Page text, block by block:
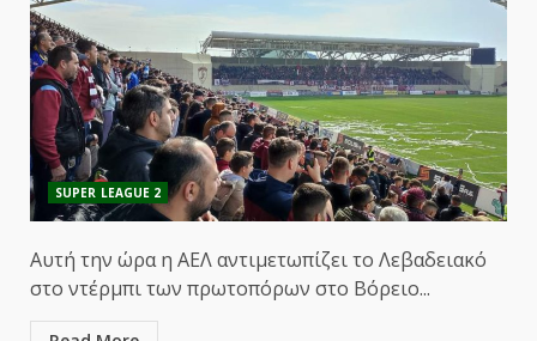
SUPER LEAGUE 2
Αυτή την ώρα η ΑΕΛ αντιμετωπίζει το Λεβαδειακό
στο ντέρμπι των πρωτοπόρων στο Βόρειο...